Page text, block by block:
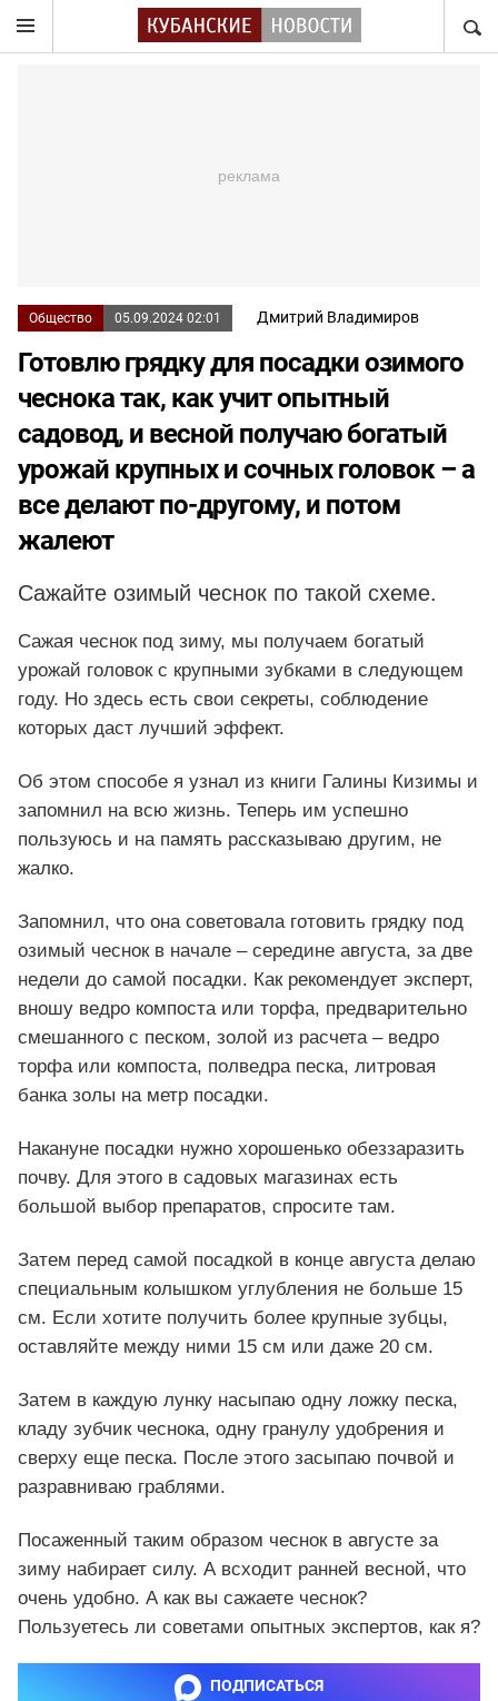
Общество 05.09.2024 02:01 Дмитрий Владимиров
Готовлю грядку для посадки озимого
чеснока так, как учит опытный
садовод, и весной получаю богатый
урожай крупных и сочных головок – а
все делают по-другому, и потом
жалеют
Сажайте озимый чеснок по такой схеме.
Сажая чеснок под зиму, мы получаем богатый
урожай головок с крупными зубками в следующем
году. Но здесь есть свои секреты, соблюдение
которых даст лучший эффект.
Об этом способе я узнал из книги Галины Кизимы и
запомнил на всю жизнь. Теперь им успешно
пользуюсь и на память рассказываю другим, не
жалко.
Запомнил, что она советовала готовить грядку под
озимый чеснок в начале – середине августа, за две
недели до самой посадки. Как рекомендует эксперт,
вношу ведро компоста или торфа, предварительно
смешанного с песком, золой из расчета – ведро
торфа или компоста, полведра песка, литровая
банка золы на метр посадки.
Накануне посадки нужно хорошенько обеззаразить
почву. Для этого в садовых магазинах есть
большой выбор препаратов, спросите там.
Затем перед самой посадкой в конце августа делаю
специальным колышком углубления не больше 15
см. Если хотите получить более крупные зубцы,
оставляйте между ними 15 см или даже 20 см.
Затем в каждую лунку насыпаю одну ложку песка,
кладу зубчик чеснока, одну гранулу удобрения и
сверху еще песка. После этого засыпаю почвой и
разравниваю граблями.
Посаженный таким образом чеснок в августе за
зиму набирает силу. А всходит ранней весной, что
очень удобно. А как вы сажаете чеснок?
Пользуетесь ли советами опытных экспертов, как я?
ПОДПИСАТЬСЯ